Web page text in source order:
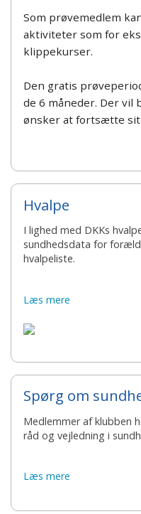
Som prøvemedlem
aktiviteter som for
klippekurser.
Den gratis
de 6 måneder. Der vil
ønsker at fortsætte sit
Hvalpe
I lighed med DKKs
sundhedsdata for
hvalpeliste.
Læs mere
Spørg om
Medlemmer af klubben
råd og vejledning i
Læs mere